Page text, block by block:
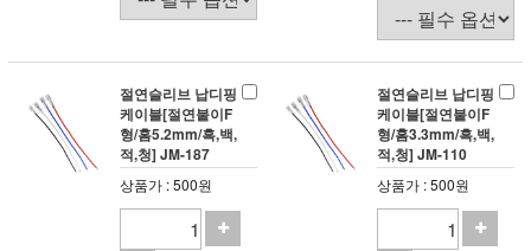
절연슬리브 납디핑
케이블[절연붙이F
형/홈5.2mm/흑,백,
적,청] JM-187
상품가 : 500원
절연슬리브 납디핑
케이블[절연붙이F
형/홈3.3mm/흑,백,
적,청] JM-110
상품가 : 500원